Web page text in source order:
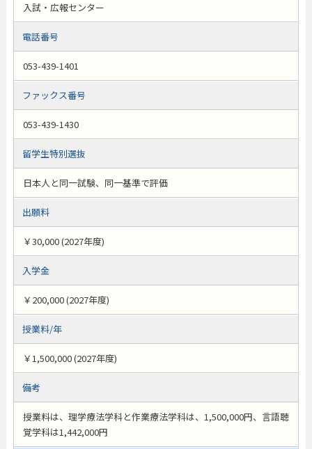
入試・広報センター
電話番号
053-439-1401
ファックス番号
053-439-1430
留学生特別選抜
日本人と同一試験、同一基準で評価
出願料
￥30,000 (2027年度)
入学金
￥200,000 (2027年度)
授業料/年
￥1,500,000 (2027年度)
備考
授業料は、理学療法学科と作業療法学科は、1,500,000円、言語聴
覚学科は1,442,000円